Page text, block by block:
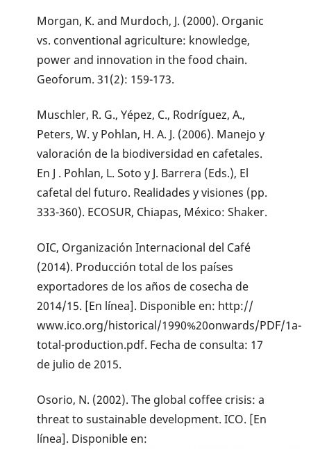
Morgan, K. and Murdoch, J. (2000). Organic
vs. conventional agriculture: knowledge,
power and innovation in the food chain.
Geoforum. 31(2): 159-173.
Muschler, R. G., Yépez, C., Rodríguez, A.,
Peters, W. y Pohlan, H. A. J. (2006). Manejo y
valoración de la biodiversidad en cafetales.
En J . Pohlan, L. Soto y J. Barrera (Eds.), El
cafetal del futuro. Realidades y visiones (pp.
333-360). ECOSUR, Chiapas, México: Shaker.
OIC, Organización Internacional del Café
(2014). Producción total de los países
exportadores de los años de cosecha de
2014/15. [En línea]. Disponible en: http://
www.ico.org/historical/1990%20onwards/PDF/1a-
total-production.pdf. Fecha de consulta: 17
de julio de 2015.
Osorio, N. (2002). The global coffee crisis: a
threat to sustainable development. ICO. [En
línea]. Disponible en: